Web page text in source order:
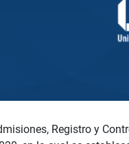
Registro y